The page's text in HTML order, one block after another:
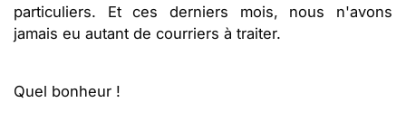
particuliers. Et ces derniers mois, nous n'avons
jamais eu autant de courriers à traiter.
Quel bonheur !